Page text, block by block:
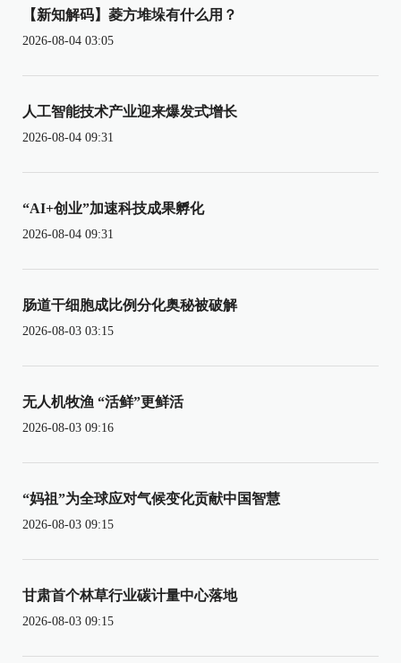
【新知解码】菱方堆垛有什么用？
2026-08-04 03:05
人工智能技术产业迎来爆发式增长
2026-08-04 09:31
“AI+创业”加速科技成果孵化
2026-08-04 09:31
肠道干细胞成比例分化奥秘被破解
2026-08-03 03:15
无人机牧渔 “活鲜”更鲜活
2026-08-03 09:16
“妈祖”为全球应对气候变化贡献中国智慧
2026-08-03 09:15
甘肃首个林草行业碳计量中心落地
2026-08-03 09:15